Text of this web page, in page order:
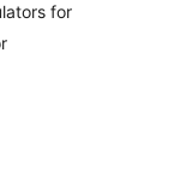
for